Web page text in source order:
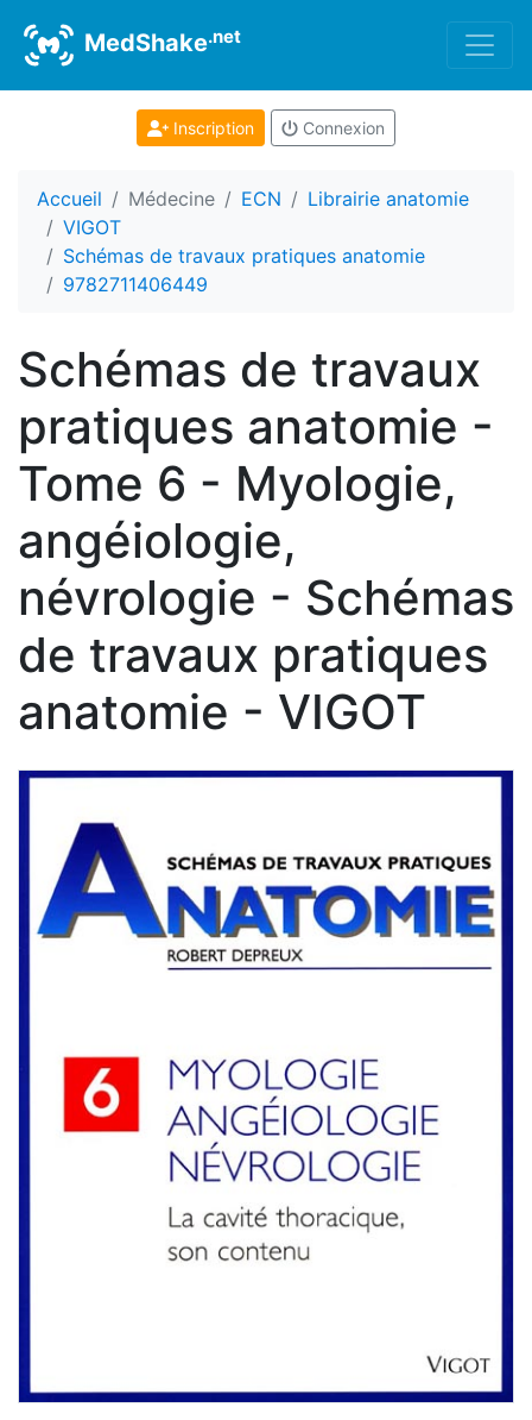
MedShake.net
Inscription Connexion
Accueil Médecine ECN
Librairie anatomie
VIGOT
Schémas de travaux pratiques anatomie
9782711406449
Schémas de travaux
pratiques anatomie -
Tome 6 - Myologie,
angéiologie,
névrologie - Schémas
de travaux pratiques
anatomie - VIGOT